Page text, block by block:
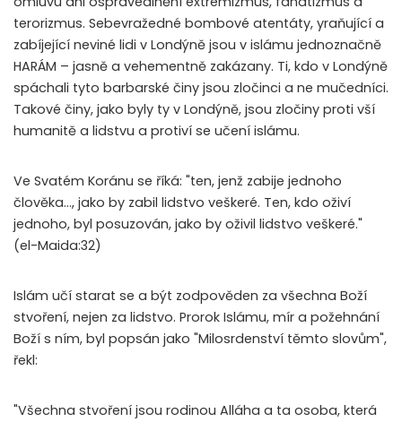
terorizmus. Sebevražedné bombové atentáty, yraňující a
zabíjející neviné lidi v Londýně jsou v islámu jednoznačně
HARÁM – jasně a vehementně zakázany. Ti, kdo v Londýně
spáchali tyto barbarské činy jsou zločinci a ne mučedníci.
Takové činy, jako byly ty v Londýně, jsou zločiny proti vší
humanitě a lidstvu a protiví se učení islámu.
Ve Svatém Koránu se říká: "ten, jenž zabije jednoho
člověka…, jako by zabil lidstvo veškeré. Ten, kdo oživí
jednoho, byl posuzován, jako by oživil lidstvo veškeré."
(el-Maida:32)
Islám učí starat se a být zodpověden za všechna Boží
stvoření, nejen za lidstvo. Prorok Islámu, mír a požehnání
Boží s ním, byl popsán jako "Milosrdenství těmto slovům",
řekl:
"Všechna stvoření jsou rodinou Alláha a ta osoba, která